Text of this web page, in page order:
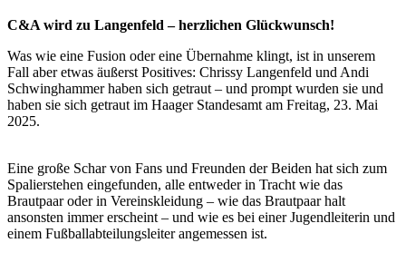
C&A wird zu Langenfeld – herzlichen Glückwunsch!
Was wie eine Fusion oder eine Übernahme klingt, ist in unserem
Fall aber etwas äußerst Positives: Chrissy Langenfeld und Andi
Schwinghammer haben sich getraut – und prompt wurden sie und
haben sie sich getraut im Haager Standesamt am Freitag, 23. Mai
2025.
Eine große Schar von Fans und Freunden der Beiden hat sich zum
Spalierstehen eingefunden, alle entweder in Tracht wie das
Brautpaar oder in Vereinskleidung – wie das Brautpaar halt
ansonsten immer erscheint – und wie es bei einer Jugendleiterin und
einem Fußballabteilungsleiter angemessen ist.